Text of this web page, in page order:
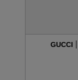
GUCCI